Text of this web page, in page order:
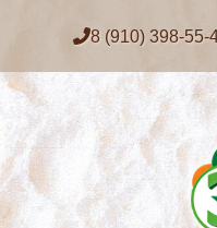
8 (910) 398-55-